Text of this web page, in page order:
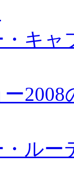
キャ
2008
ルー